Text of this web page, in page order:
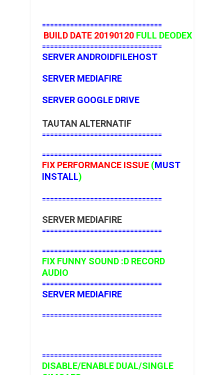
==============================
BUILD DATE 20190120 FULL DEODEX
==============================
SERVER ANDROIDFILEHOST
SERVER MEDIAFIRE
SERVER GOOGLE DRIVE
TAUTAN ALTERNATIF
==============================
==============================
FIX PERFORMANCE ISSUE(MUST
INSTALL)
==============================
SERVER MEDIAFIRE
==============================
==============================
FIX FUNNY SOUND :D RECORD
AUDIO
==============================
SERVER MEDIAFIRE
==============================
==============================
DISABLE/ENABLE DUAL/SINGLE